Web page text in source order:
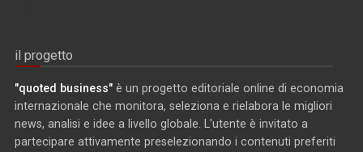
il progetto
"quoted business" è un progetto editoriale online di economia
internazionale che monitora, seleziona e rielabora le migliori
news, analisi e idee a livello globale. L'utente è invitato a
partecipare attivamente preselezionando i contenuti preferiti